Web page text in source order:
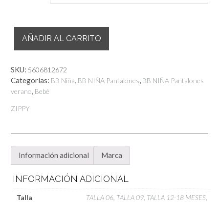
Vaquero
Bordados
Zippy
AÑADIR AL CARRITO
SKU: 5606812672
Categorías: BB Niña BB NIÑA Pantalones BB NIÑA Pantalones
verano Bebé
ZIPPY
Información adicional Marca
INFORMACIÓN ADICIONAL
Talla TALLA 06 TALLA 09 TALLA 12-18 MESES